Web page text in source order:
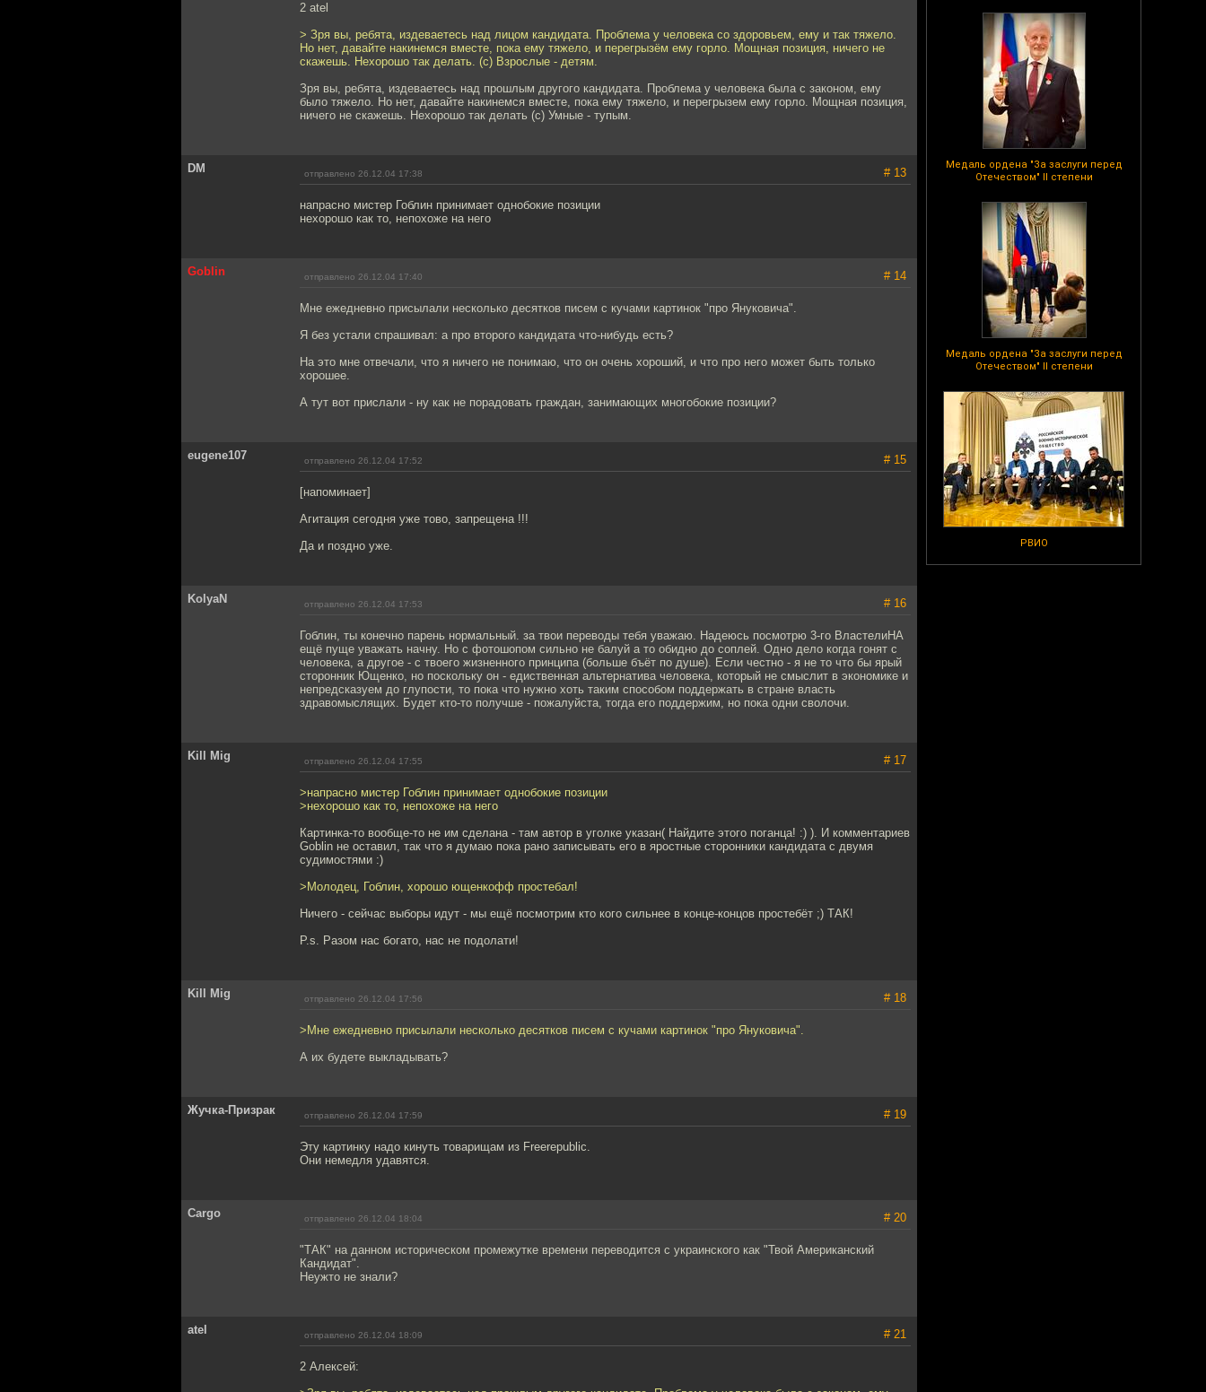
Медаль ордена "За заслуги перед
Отечеством" II степени
Медаль ордена "За заслуги перед
Отечеством" II степени
РВИО
2 atel
> Зря вы, ребята, издеваетесь над лицом кандидата. Проблема у человека со здоровьем, ему и так тяжело.
Но нет, давайте накинемся вместе, пока ему тяжело, и перегрызём ему горло. Мощная позиция, ничего не
скажешь. Нехорошо так делать. (с) Взрослые - детям.
Зря вы, ребята, издеваетесь над прошлым другого кандидата. Проблема у человека была с законом, ему
было тяжело. Но нет, давайте накинемся вместе, пока ему тяжело, и перегрызем ему горло. Мощная позиция,
ничего не скажешь. Нехорошо так делать (с) Умные - тупым.
DM отправлено 26.12.04 17:38 # 13
напрасно мистер Гоблин принимает однобокие позиции
нехорошо как то, непохоже на него
Goblin отправлено 26.12.04 17:40 # 14
Мне ежедневно присылали несколько десятков писем с кучами картинок "про Януковича".
Я без устали спрашивал: а про второго кандидата что-нибудь есть?
На это мне отвечали, что я ничего не понимаю, что он очень хороший, и что про него может быть только
хорошее.
А тут вот прислали - ну как не порадовать граждан, занимающих многобокие позиции?
eugene107 отправлено 26.12.04 17:52 # 15
[напоминает]
Агитация сегодня уже тово, запрещена !!!
Да и поздно уже.
KolyaN отправлено 26.12.04 17:53 # 16
Гоблин, ты конечно парень нормальный. за твои переводы тебя уважаю. Надеюсь посмотрю 3-го ВластелиНА
ещё пуще уважать начну. Но с фотошопом сильно не балуй а то обидно до соплей. Одно дело когда гонят с
человека, а другое - с твоего жизненного принципа (больше бъёт по душе). Если честно - я не то что бы ярый
сторонник Ющенко, но поскольку он - едиственная альтернатива человека, который не смыслит в экономике и
непредсказуем до глупости, то пока что нужно хоть таким способом поддержать в стране власть
здравомыслящих. Будет кто-то получше - пожалуйста, тогда его поддержим, но пока одни сволочи.
Kill Mig отправлено 26.12.04 17:55 # 17
>напрасно мистер Гоблин принимает однобокие позиции
>нехорошо как то, непохоже на него
Картинка-то вообще-то не им сделана - там автор в уголке указан( Найдите этого поганца! :) ). И комментариев
Goblin не оставил, так что я думаю пока рано записывать его в яростные сторонники кандидата с двумя
судимостями :)
>Молодец, Гоблин, хорошо ющенкофф простебал!
Ничего - сейчас выборы идут - мы ещё посмотрим кто кого сильнее в конце-концов простебёт ;) ТАК!
P.s. Разом нас богато, нас не подолати!
Kill Mig отправлено 26.12.04 17:56 # 18
>Мне ежедневно присылали несколько десятков писем с кучами картинок "про Януковича".
А их будете выкладывать?
Жучка-Призрак отправлено 26.12.04 17:59 # 19
Эту картинку надо кинуть товарищам из Freerepublic.
Они немедля удавятся.
Cargo отправлено 26.12.04 18:04 # 20
"ТАК" на данном историческом промежутке времени переводится с украинского как "Твой Американский
Кандидат".
Неужто не знали?
atel отправлено 26.12.04 18:09 # 21
2 Алексей: